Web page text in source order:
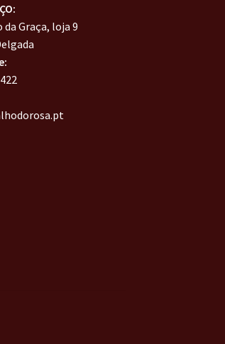
da Graça, loja 9